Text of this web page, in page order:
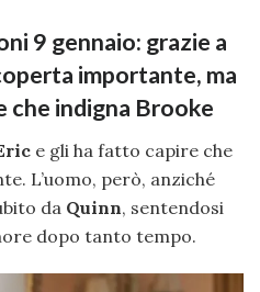
9 gennaio: grazie a
importante, ma
che indigna Brooke
e gli ha fatto capire che
L’uomo, però, anziché
da Quinn, sentendosi
dopo tanto tempo.